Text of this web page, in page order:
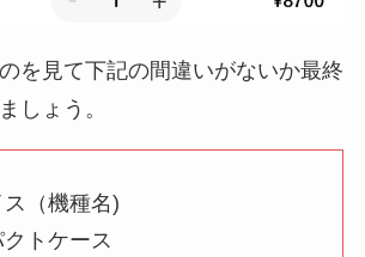
を見て下記の間違いがないか最終
しょう。
（機種名)
トケース